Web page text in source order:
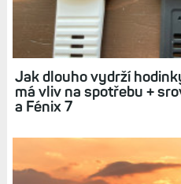
Jak dlouho vydrží
má vliv na spotřebu +
a Fénix 7